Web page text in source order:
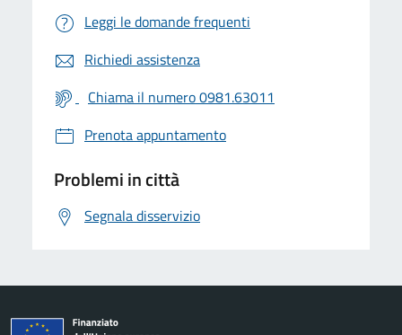
Leggi le domande frequenti
Richiedi assistenza
Chiama il numero 0981.63011
Prenota appuntamento
Problemi in città
Segnala disservizio